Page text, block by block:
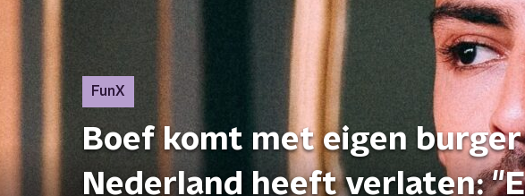
FunX
Boef komt met eigen
Nederland heeft verlaten: